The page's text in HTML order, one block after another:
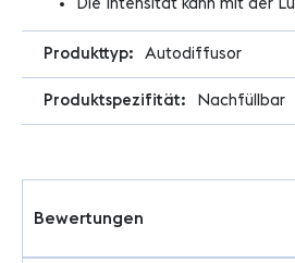
Die Intensität kann mit der
Autodiffusor
Nachfüllbar
Bewertungen